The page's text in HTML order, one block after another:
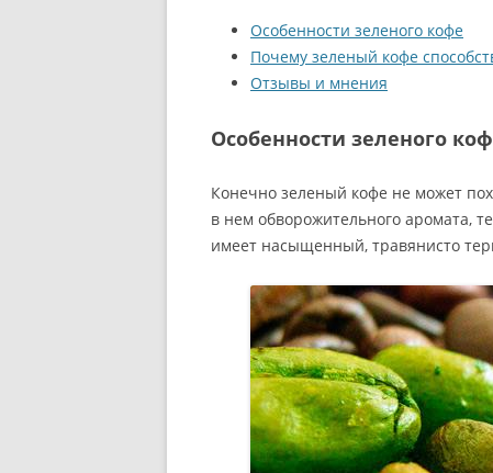
Особенности зеленого кофе
Почему зеленый кофе
Отзывы и мнения
Особенности зеленого
Конечно зеленый кофе не может
в нем обворожительного аромата,
имеет насыщенный, травянисто